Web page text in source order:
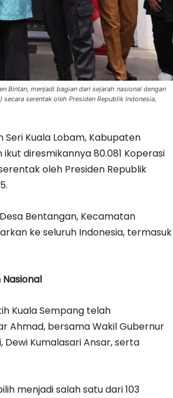
Bintan, menjadi bagian dari sejarah nasional dengan
serentak oleh Presiden Republik Indonesia,
Kuala Lobam, Kabupaten
diresmikannya 80.081 Koperasi
oleh Presiden Republik
Bentangan, Kecamatan
ke seluruh Indonesia, termasuk
Kuala Sempang telah
Ahmad, bersama Wakil Gubernur
Dewi Kumalasari Ansar, serta
menjadi salah satu dari 103